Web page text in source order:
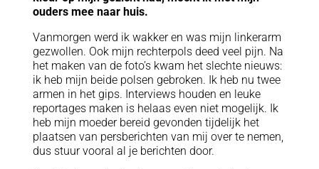
ouders mee naar huis.
Vanmorgen werd ik wakker en was mijn linkerarm
gezwollen. Ook mijn rechterpols deed veel pijn. Na
het maken van de foto’s kwam het slechte nieuws:
ik heb mijn beide polsen gebroken. Ik heb nu twee
armen in het gips. Interviews houden en leuke
reportages maken is helaas even niet mogelijk. Ik
heb mijn moeder bereid gevonden tijdelijk het
plaatsen van persberichten van mij over te nemen,
dus stuur vooral al je berichten door.